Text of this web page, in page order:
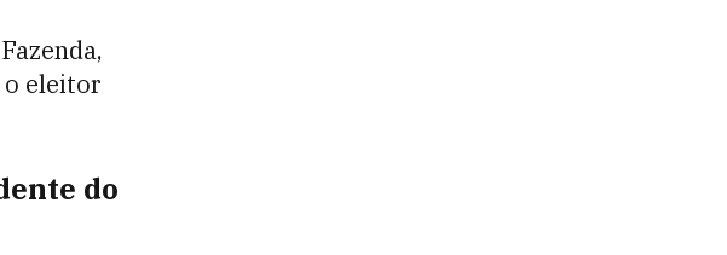
o eleitor
do